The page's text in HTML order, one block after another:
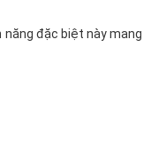
năng đặc biệt này mang